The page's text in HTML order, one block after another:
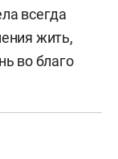
всегда
жить,
во благо